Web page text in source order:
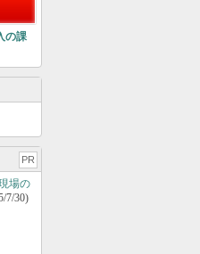
の課
PR
場の
7/30)